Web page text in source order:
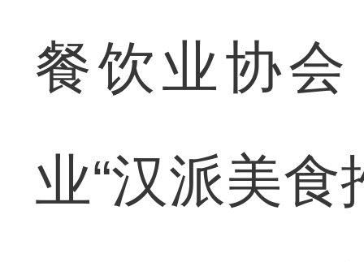
餐饮业协
业“汉派美